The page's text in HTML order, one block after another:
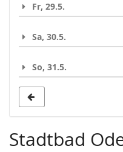
Fr, 29.5.
Sa, 30.5.
So, 31.5.
Stadtbad